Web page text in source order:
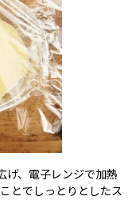
げ、電子レンジで加熱
とでしっとりとしたス